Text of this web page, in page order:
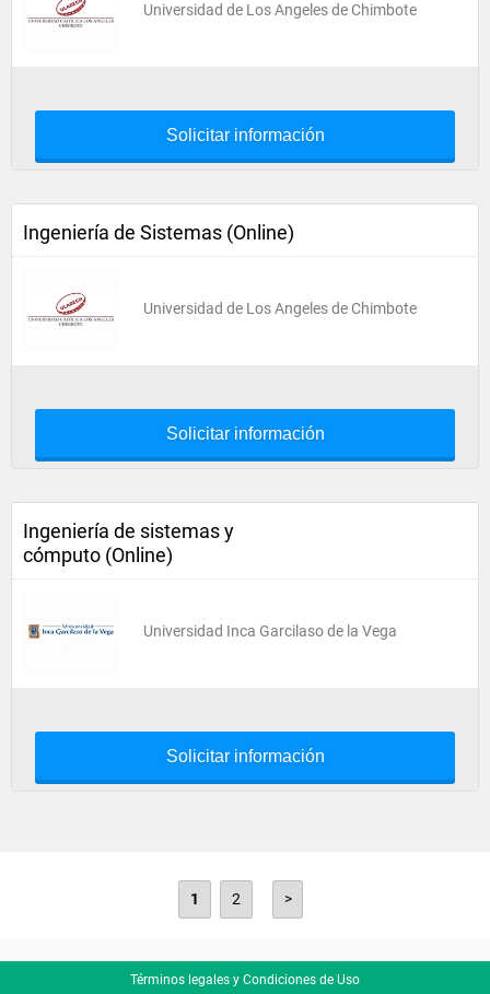
Universidad de Los Angeles de Chimbote
Solicitar información
Ingeniería de Sistemas (Online)
Universidad de Los Angeles de Chimbote
Solicitar información
Ingeniería de sistemas y
cómputo (Online)
Universidad Inca Garcilaso de la Vega
Solicitar información
1 2 >
Términos legales y Condiciones de Uso